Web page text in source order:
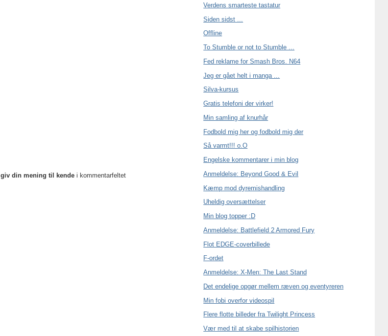
giv din mening til kendei kommentarfeltet
Verdens smarteste tastatur
Siden sidst ...
Offline
To Stumble or not to Stumble ...
Fed reklame for Smash Bros. N64
Jeg er gået helt i manga ...
Silva-kursus
Gratis telefoni der virker!
Min samling af knurhår
Fodbold mig her og fodbold mig der
Så varmt!!! o.O
Engelske kommentarer i min blog
Anmeldelse: Beyond Good & Evil
Kæmp mod dyremishandling
Uheldig oversættelser
Min blog topper :D
Anmeldelse: Battlefield 2 Armored Fury
Flot EDGE-coverbillede
F-ordet
Anmeldelse: X-Men: The Last Stand
Det endelige opgør mellem ræven og eventyreren
Min fobi overfor videospil
Flere flotte billeder fra Twilight Princess
Vær med til at skabe spilhistorien